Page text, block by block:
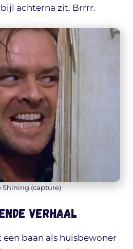
achterna zit. Brrrr.
Shining (capture)
verhaal
baan als huisbewoner